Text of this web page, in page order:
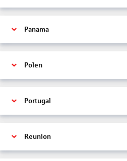
Panama
Polen
Portugal
Reunion